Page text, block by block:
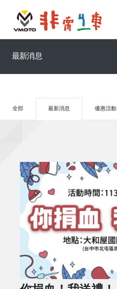
最新消息
全部 最新消息 優惠活動